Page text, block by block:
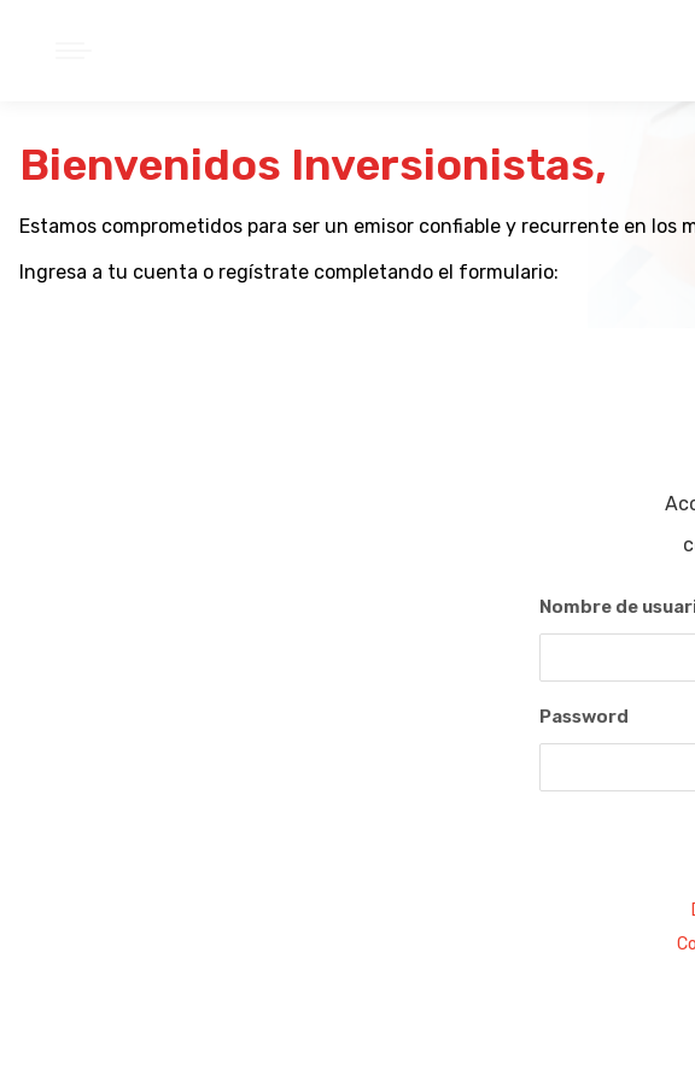
Bienvenidos Inversionistas,
Estamos comprometidos para ser un emisor confiable y recurrente en los
Ingresa a tu cuenta o regístrate completando el formulario:
Nombre de
Password